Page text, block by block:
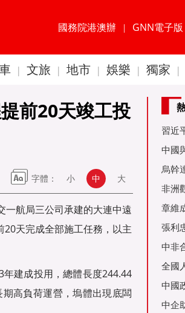
國務院港澳辦 | GNN電子版
| 文旅 | 地市 | 娛樂 | 獨家 |
前20天竣工投
字體： 小 中 大
一航局三公司承建的大連中遠
天完成全部施工任務，以主
建成投用，總體長度244.44
高負荷運營，塢體出現底闆
習近
60周
中國
金達
烏幹
事務
非洲
是棋
章維
張利
烏友
中非
全國
亞舉
中國
中企